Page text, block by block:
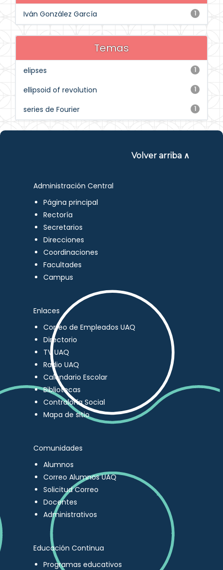
1
Iván González García
Temas
1
elipses
1
ellipsoid of revolution
1
series de Fourier
Volver arriba ∧
Administración Central
Página principal
Rectoría
Secretarios
Direcciones
Coordinaciones
Facultades
Campus
Enlaces
Correo de Empleados UAQ
Directorio
TV UAQ
Radio UAQ
Calendario Escolar
Bibliotecas
Contraloría Social
Mapa de sitio
Comunidades
Alumnos
Correo Alumnos UAQ
Solicitud Correo
Docentes
Administrativos
Educación Continua
Programas educativos